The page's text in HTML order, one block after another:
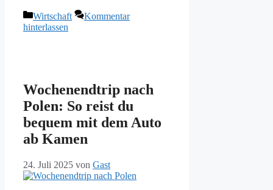
Kategorien
Wirtschaft
Kommentar
hinterlassen
Wochenendtrip nach
Polen: So reist du
bequem mit dem Auto
ab Kamen
24. Juli 2025 von Gast